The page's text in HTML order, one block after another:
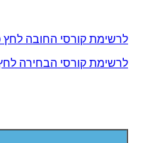
לרשימת קורסי החובה לחץ
לרשימת קורסי הבחירה